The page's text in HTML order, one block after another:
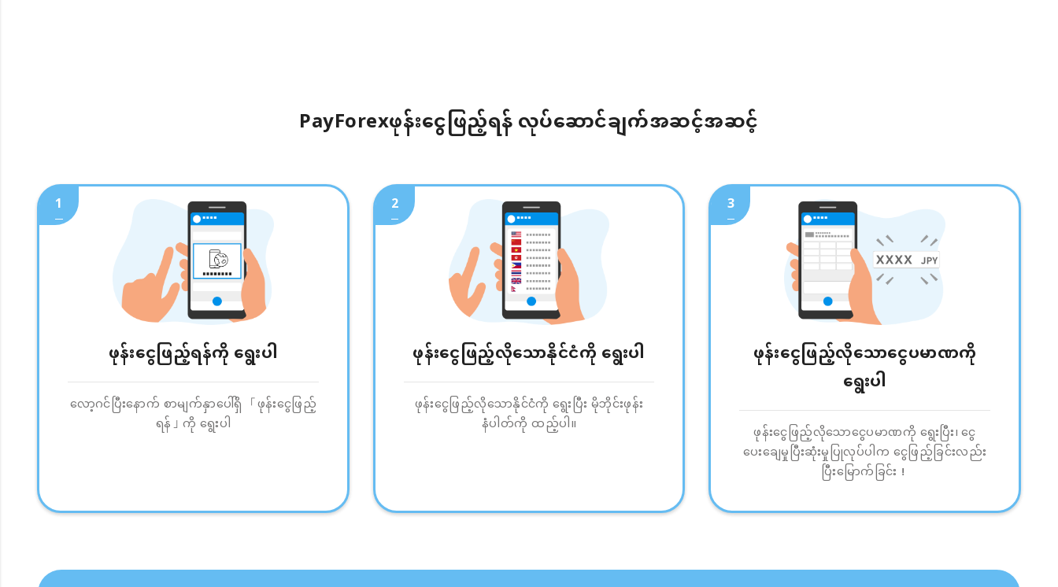
PayForexဖုန်းငွေဖြည့်ရန် လုပ်ဆောင်ချက်အဆင့်အဆင့်
1
ဖုန်းငွေဖြည့်ရန်ကို ရွေးပါ
လော့ဂင်ပြီးနောက် စာမျက်နှာပေါ်ရှိ 「ဖုန်းငွေဖြည့်
ရန်」ကို ရွေးပါ
2
ဖုန်းငွေဖြည့်လိုသောနိုင်ငံကို ရွေးပါ
ဖုန်းငွေဖြည့်လိုသောနိုင်ငံကို ရွေးပြီး မိုဘိုင်းဖုန်း
နံပါတ်ကို ထည့်ပါ။
3
ဖုန်းငွေဖြည့်လိုသောငွေပမာဏကို
ရွေးပါ
ဖုန်းငွေဖြည့်လိုသောငွေပမာဏကို ရွေးပြီး၊ ငွေ
ပေးချေမှုပြီးဆုံးမှုပြုလုပ်ပါက ငွေဖြည့်ခြင်းလည်း
ပြီးမြောက်ခြင်း！